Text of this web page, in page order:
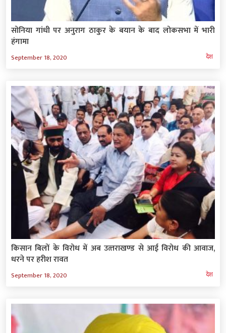
सोनिया गांधी पर अनुराग ठाकुर के बयान के बाद लोकसभा में भारी
हंगामा
September 18, 2020 देश
किसान बिलों के विरोध में अब उत्‍तराखण्‍ड से आई विरोध की आवाज,
धरने पर हरीश रावत
September 18, 2020 देश